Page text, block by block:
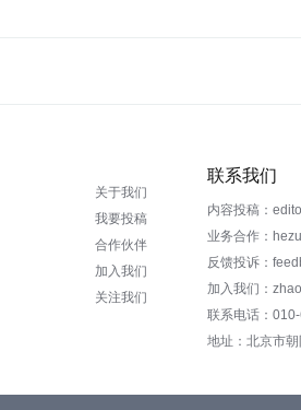
关于我们
我要投稿
合作伙伴
加入我们
关注我们
联系我们
内容投稿：
业务合作：
反馈投诉：
加入我们：
联系电话：
地址：北京市